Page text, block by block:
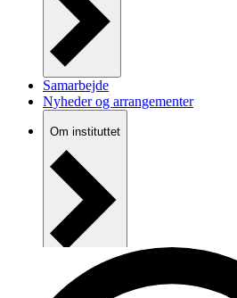
Samarbejde
Nyheder og arrangementer
Om instituttet